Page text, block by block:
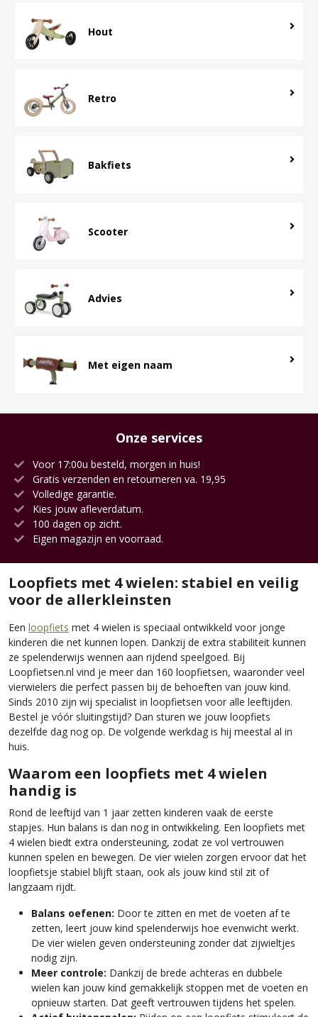
Hout
Retro
Bakfiets
Scooter
Advies
Met eigen naam
Onze services
Voor 17:00u besteld, morgen in huis!
Gratis verzenden en retourneren va. 19,95
Volledige garantie.
Kies jouw afleverdatum.
100 dagen op zicht.
Eigen magazijn en voorraad.
Loopfiets met 4 wielen: stabiel en veilig
voor de allerkleinsten
Een loopfiets met 4 wielen is speciaal ontwikkeld voor jonge
kinderen die net kunnen lopen. Dankzij de extra stabiliteit kunnen
ze spelenderwijs wennen aan rijdend speelgoed. Bij
Loopfietsen.nl vind je meer dan 160 loopfietsen, waaronder veel
vierwielers die perfect passen bij de behoeften van jouw kind.
Sinds 2010 zijn wij specialist in loopfietsen voor alle leeftijden.
Bestel je vóór sluitingstijd? Dan sturen we jouw loopfiets
dezelfde dag nog op. De volgende werkdag is hij meestal al in
huis.
Waarom een loopfiets met 4 wielen
handig is
Rond de leeftijd van 1 jaar zetten kinderen vaak de eerste
stapjes. Hun balans is dan nog in ontwikkeling. Een loopfiets met
4 wielen biedt extra ondersteuning, zodat ze vol vertrouwen
kunnen spelen en bewegen. De vier wielen zorgen ervoor dat het
loopfietsje stabiel blijft staan, ook als jouw kind stil zit of
langzaam rijdt.
Balans oefenen: Door te zitten en met de voeten af te
zetten, leert jouw kind spelenderwijs hoe evenwicht werkt.
De vier wielen geven ondersteuning zonder dat zijwieltjes
nodig zijn.
Meer controle: Dankzij de brede achteras en dubbele
wielen kan jouw kind gemakkelijk stoppen met de voeten en
opnieuw starten. Dat geeft vertrouwen tijdens het spelen.